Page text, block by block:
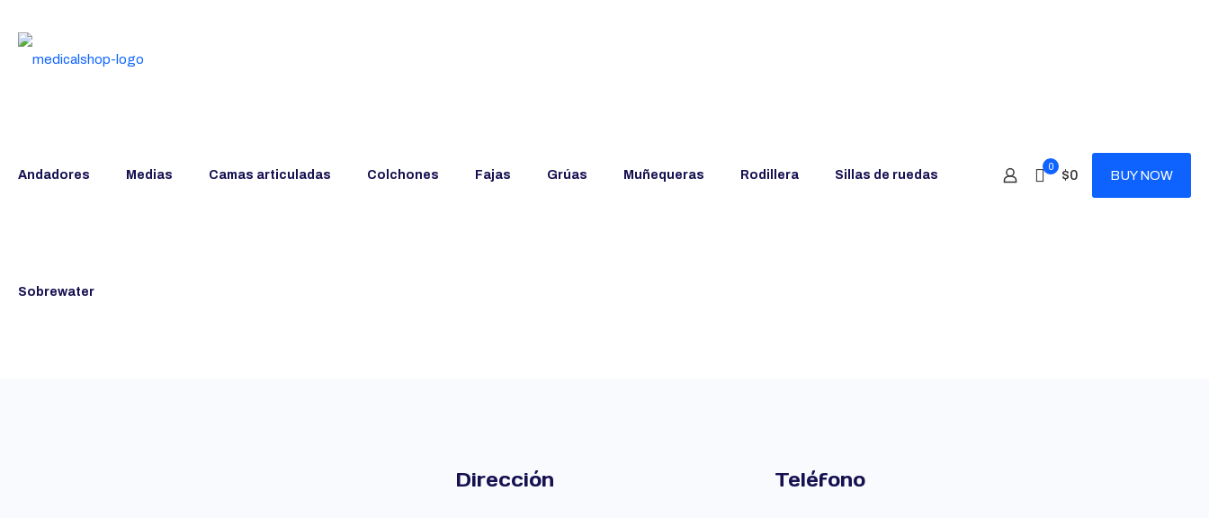
Andadores Medias Camas articuladas Colchones Fajas Grúas Muñequeras Rodillera Sillas de ruedas
Sobrewater
0
$0 BUY NOW
Dirección Teléfono